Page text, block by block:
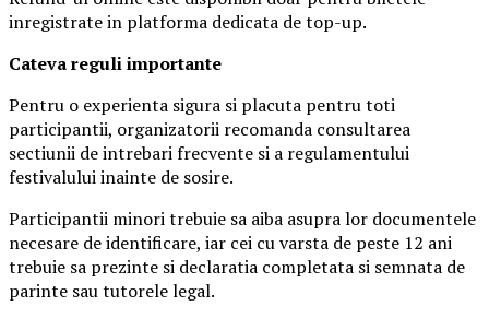
inregistrate in platforma dedicata de top-up.
Cateva reguli importante
Pentru o experienta sigura si placuta pentru toti
participantii, organizatorii recomanda consultarea
sectiunii de intrebari frecvente si a regulamentului
festivalului inainte de sosire.
Participantii minori trebuie sa aiba asupra lor documentele
necesare de identificare, iar cei cu varsta de peste 12 ani
trebuie sa prezinte si declaratia completata si semnata de
parinte sau tutorele legal.